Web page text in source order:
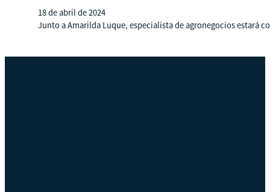
18 de abril de 2024
Junto a Amarilda Luque, especialista de agronegocios estará